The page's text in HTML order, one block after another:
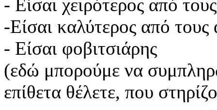
- Είσαι χειρότερος από
-Είσαι καλύτερος από τους
- Είσαι φοβιτσιάρης
(εδώ μπορούμε να
επίθετα θέλετε, που